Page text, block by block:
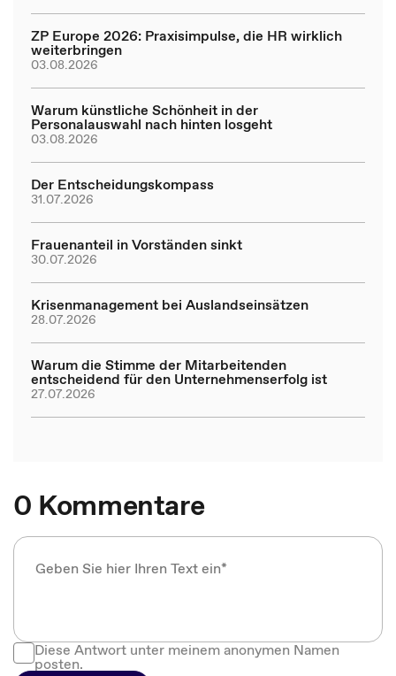
ZP Europe 2026: Praxisimpulse, die HR wirklich
weiterbringen
03.08.2026
Warum künstliche Schönheit in der
Personalauswahl nach hinten losgeht
03.08.2026
Der Entscheidungskompass
31.07.2026
Frauenanteil in Vorständen sinkt
30.07.2026
Krisenmanagement bei Auslandseinsätzen
28.07.2026
Warum die Stimme der Mitarbeitenden
entscheidend für den Unternehmenserfolg ist
27.07.2026
0 Kommentare
Diese Antwort unter meinem anonymen Namen
posten.